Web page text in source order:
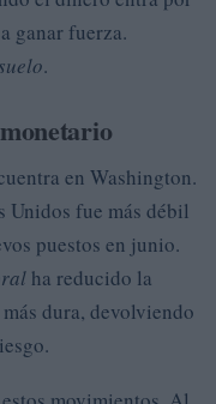
ganar fuerza.
.
en Washington.
Unidos fue más débil
puestos en junio.
ha reducido la
dura, devolviendo